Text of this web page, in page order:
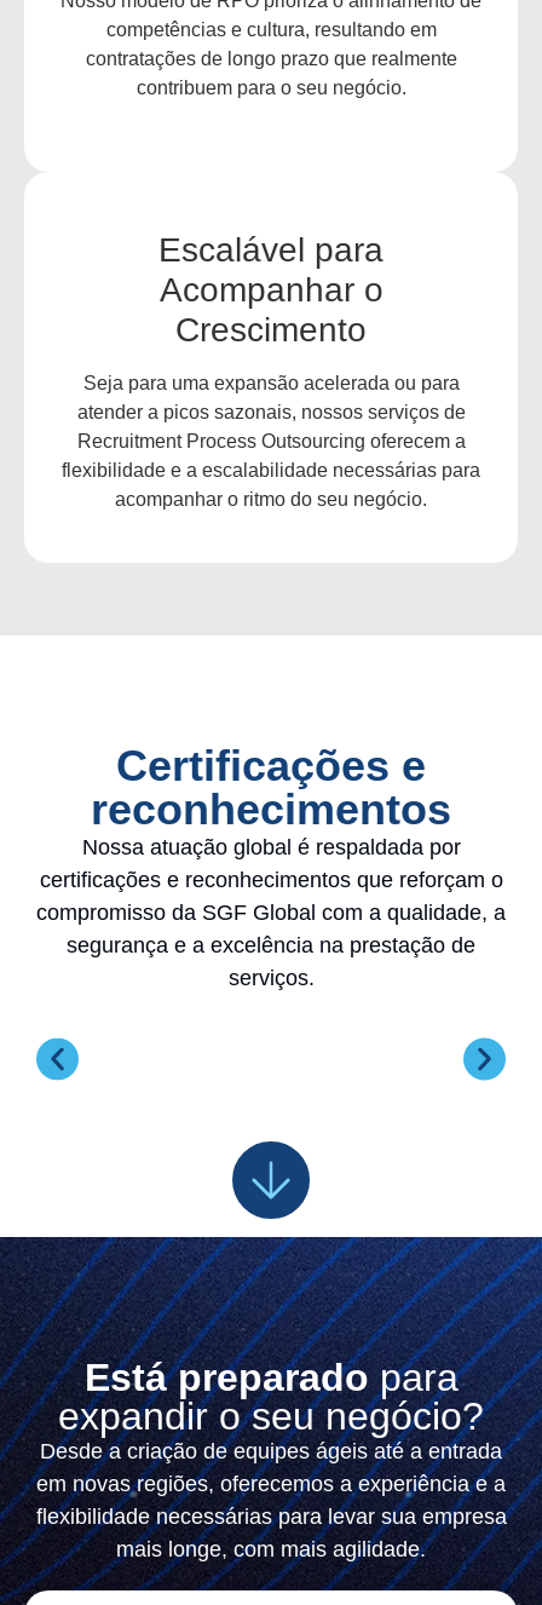
competências e cultura, resultando em
contratações de longo prazo que realmente
contribuem para o seu negócio.
Escalável para
Acompanhar o
Crescimento
Seja para uma expansão acelerada ou para
atender a picos sazonais, nossos serviços de
Recruitment Process Outsourcing oferecem a
flexibilidade e a escalabilidade necessárias para
acompanhar o ritmo do seu negócio.
Certificações e
reconhecimentos
Nossa atuação global é respaldada por
certificações e reconhecimentos que reforçam o
compromisso da SGF Global com a qualidade, a
segurança e a excelência na prestação de
serviços.
Está preparadopara
expandir o seu negócio?
Desde a criação de equipes ágeis até a entrada
em novas regiões, oferecemos a experiência e a
flexibilidade necessárias para levar sua empresa
mais longe, com mais agilidade.